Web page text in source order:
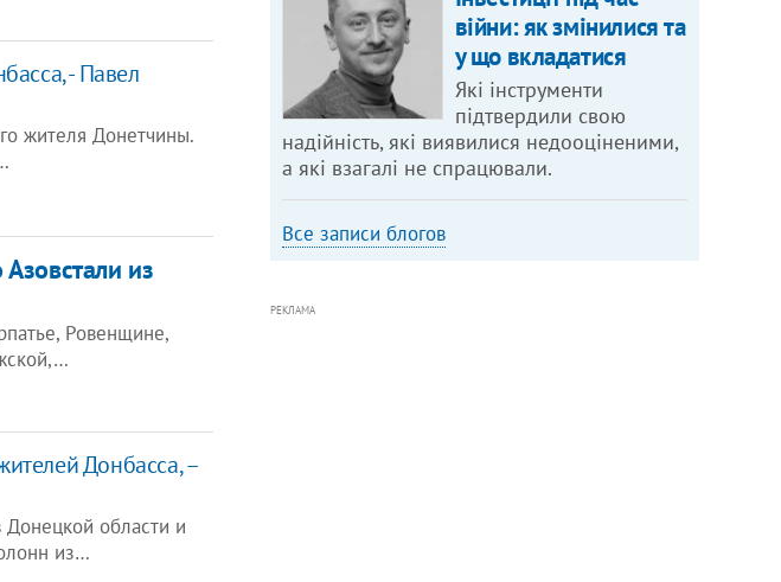
- Павел
жителя Донетчины.
из
Ровенщине,
Донбасса, –
области и
из…
війни: як змінилися та
у що вкладатися
Які інструменти
підтвердили свою
надійність, які виявилися недооціненими,
а які взагалі не спрацювали.
Все записи блогов
РЕКЛАМА